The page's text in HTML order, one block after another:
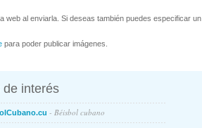
web al enviarla. Si deseas también puedes especificar un
para poder publicar imágenes.
de interés
- Béisbol cubano